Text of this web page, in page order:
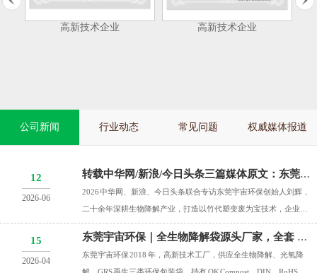
今日头条专题报道：东莞宇宙环保科技有限公司创始人、生
物降解材料先行者刘辉
原文链接：
https://www.naddc.com.cn/guangdong/article/384463.html
原文链接：
http://www.cngongyidaily.com/news/202507/article3752.html
以上链接请复制到浏览器打开。
高新技术企业 高新技术企业
公司新闻 行业动态 常见问题 权威媒体报道
12
2026-06
转载中华网/新浪/今日头条三篇媒体原文：东莞宇宙环保科技有限公司创始人、生物降解材料先行者刘辉
2026 中华网、新浪、今日头条联合专访东莞宇宙环保创始人刘辉，
二十余年深耕生物降解产业，打造以竹代塑变废为宝技术，企业为
国家高新技术企业，手握多项专利与欧盟、..
15
2026-04
东莞宇宙环保｜全生物降解袋源头厂家，全套 OK Compost 出口合规包装
东莞宇宙环保 2018 年，高新技术工厂，供应全生物降解、光氧降